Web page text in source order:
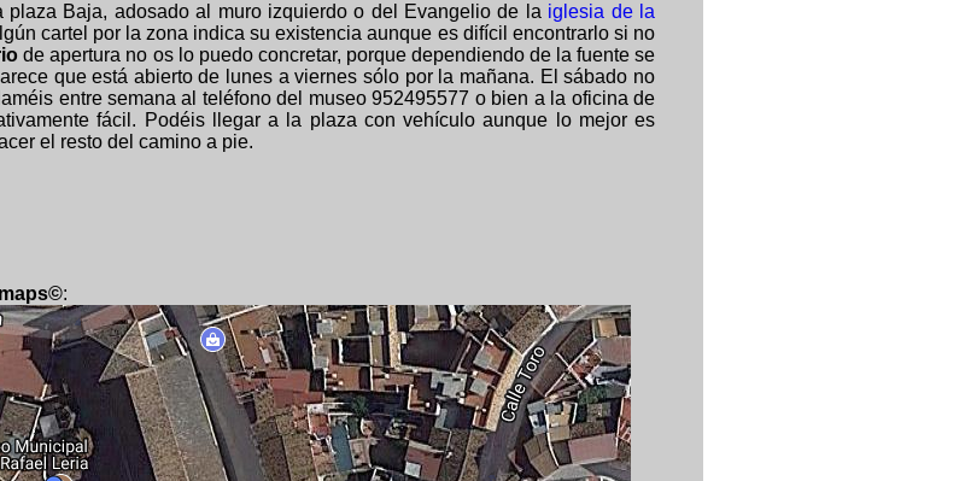
plaza Baja, adosado al muro izquierdo o del Evangelio de la iglesia de la
cartel por la zona indica su existencia aunque es difícil encontrarlo si no
de apertura no os lo puedo concretar, porque dependiendo de la fuente se
que está abierto de lunes a viernes sólo por la mañana. El sábado no
entre semana al teléfono del museo 952495577 o bien a la oficina de
fácil. Podéis llegar a la plaza con vehículo aunque lo mejor es
el resto del camino a pie.
: